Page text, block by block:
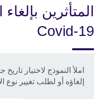
المتأثرين
Covid-19
إلغاؤه أو لطلب تغيير نوع